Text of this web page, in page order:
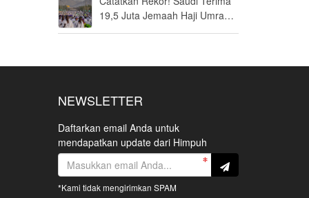
19,5 Juta Jemaah Haji Umrah
NEWSLETTER
Daftarkan email Anda untuk
mendapatkan update dari Himpuh
*Kami tidak mengirimkan SPAM